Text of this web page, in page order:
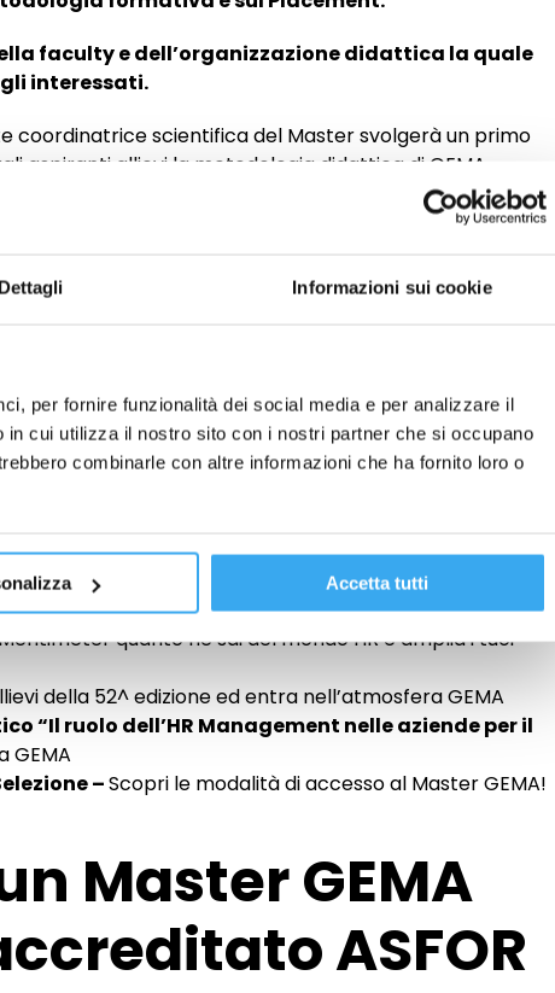
Dettagli Informazioni sui cookie
per fornire funzionalità dei social media e per analizzare il
cui utilizza il nostro sito con i nostri partner che si occupano
combinarle con altre informazioni che ha fornito loro o
Accetta tutti
faculty e dell’organizzazione didattica la quale
interessati.
coordinatrice scientifica del Master svolgerà un primo
aspiranti allievi la metodologia didattica di GEMA,
mondo HR e sui dettagli dell’offerta formativa
un Master Post Laurea accreditato ASFOR, che
in aula che nelle opportunità di placement.
la possibilità di effettuare fin da subito le selezioni
e del Master in Risorse Umane Full Time in partenza a
quanto ne sai del mondo HR e amplia i tuoi
della 52^ edizione ed entra nell’atmosfera GEMA
“Il ruolo dell’HR Management nelle aziende per il
GEMA
–Scopri le modalità di accesso al Master GEMA!
Master GEMA
ASFOR